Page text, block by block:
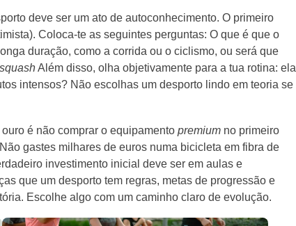
deve ser um ato de autoconhecimento. O primeiro
Coloca-te as seguintes perguntas: O que é que o
duração, como a corrida ou o ciclismo, ou será que
squashAlém disso, olha objetivamente para a tua rotina: ela
intensos? Não escolhas um desporto lindo em teoria se
é não comprar o equipamento premiumno primeiro
gastes milhares de euros numa bicicleta em fibra de
investimento inicial deve ser em aulas e
que um desporto tem regras, metas de progressão e
Escolhe algo com um caminho claro de evolução.